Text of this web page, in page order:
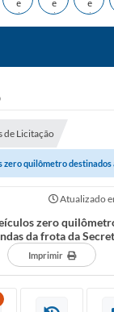
de Licitação
zero quilômetro
Atualizado
zero
da frota da
Imprimir